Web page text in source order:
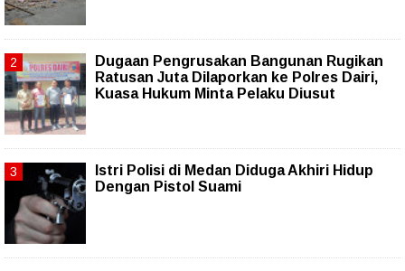
Dugaan Pengrusakan Bangunan Rugikan
Ratusan Juta Dilaporkan ke Polres Dairi,
Kuasa Hukum Minta Pelaku Diusut
Istri Polisi di Medan Diduga Akhiri Hidup
Dengan Pistol Suami